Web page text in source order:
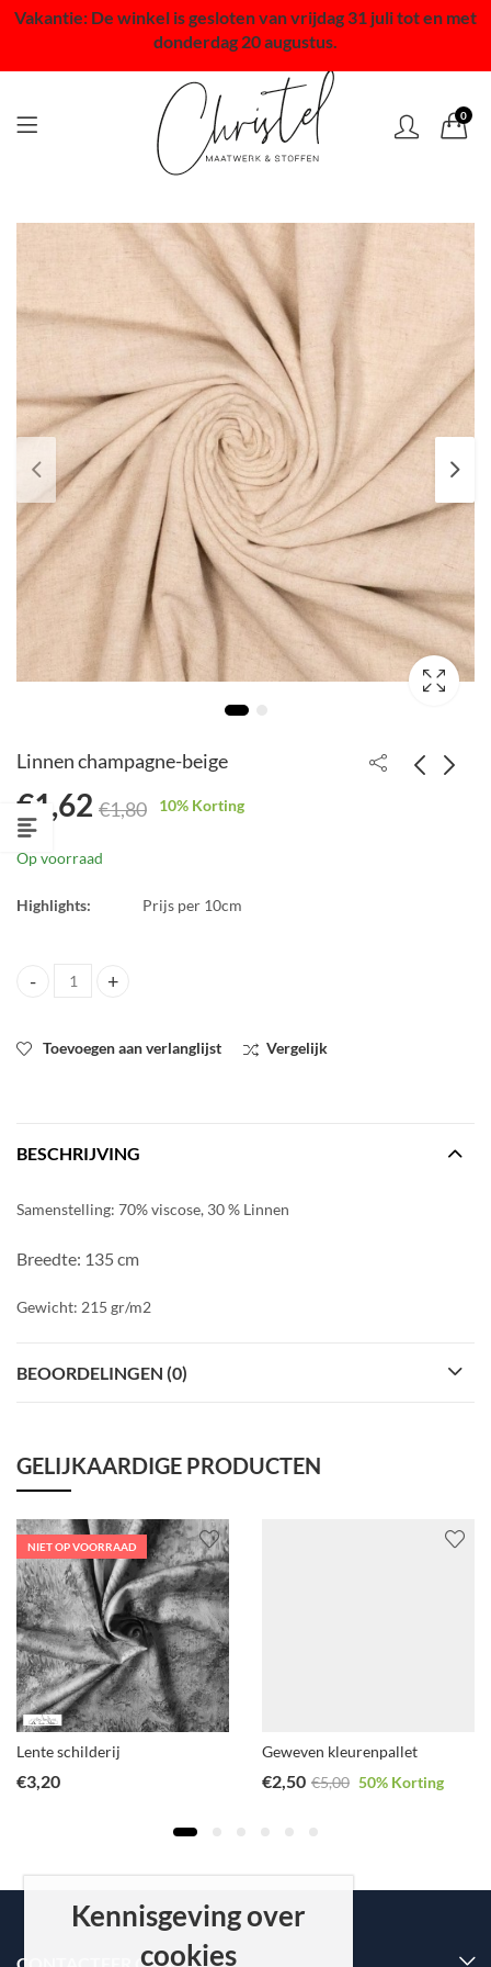
Vakantie: De winkel is gesloten van vrijdag 31 juli tot en met
donderdag 20 augustus.
0
Linnen champagne-beige
€1,62 €1,80 10% Korting
Op voorraad
Highlights: Prijs per 10cm
Linnen champagne-beige quantity
Toevoegen aan verlanglijst Vergelijk
BESCHRIJVING
Samenstelling: 70% viscose, 30 % Linnen
Breedte: 135 cm
Gewicht: 215 gr/m2
BEOORDELINGEN (0)
GELIJKAARDIGE PRODUCTEN
NIET OP VOORRAAD
Lente schilderij
€3,20
Geweven kleurenpallet
€2,50 €5,00 50% Korting
CONTACTEER ONS
Kennisgeving over
cookies